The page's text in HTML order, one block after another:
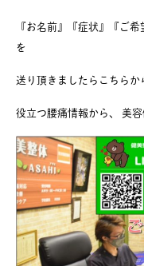
『お名前』『症状』『ご
を
送り頂きましたらこちらか
役立つ腰痛情報から、 美